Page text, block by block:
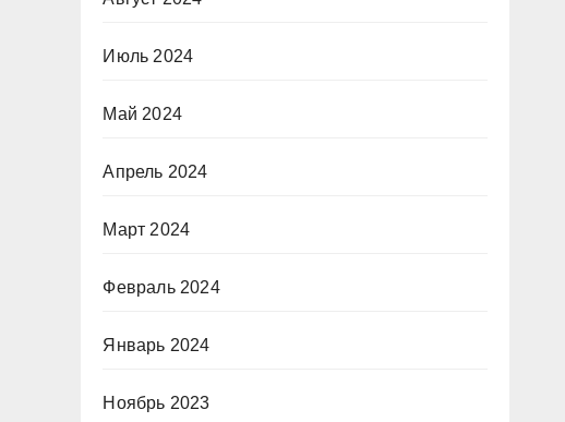
Июль 2024
Май 2024
Апрель 2024
Март 2024
Февраль 2024
Январь 2024
Ноябрь 2023